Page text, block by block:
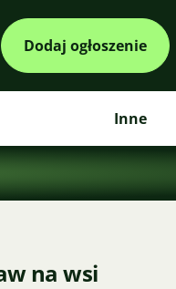
Dodaj ogłoszenie
Inne
na wsi